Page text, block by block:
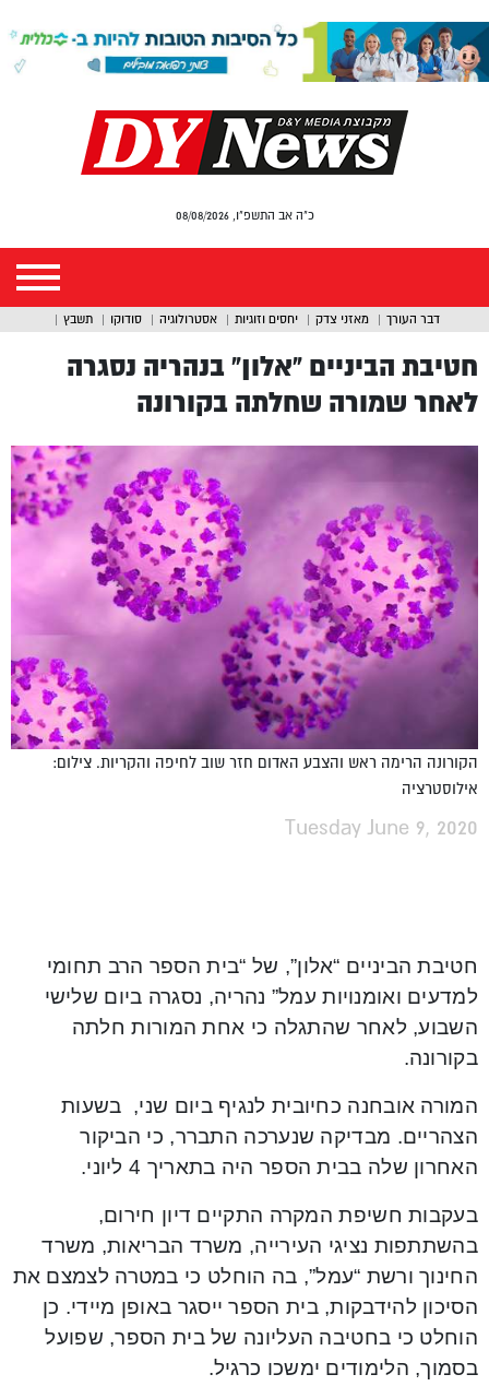
כ"ה אב התשפ"ו, 08/08/2026
דבר העורך מאזני צדק יחסים וזוגיות אסטרולוגיה סודוקו תשבץ
חטיבת הביניים “אלון” בנהריה נסגרה
לאחר שמורה שחלתה בקורונה
הקורונה הרימה ראש והצבע האדום חזר שוב לחיפה והקריות. צילום:
אילוסטרציה
Tuesday June 9, 2020
חטיבת הביניים “אלון”, של “בית הספר הרב תחומי
למדעים ואומנויות עמל” נהריה, נסגרה ביום שלישי
השבוע, לאחר שהתגלה כי אחת המורות חלתה
בקורונה.
המורה אובחנה כחיובית לנגיף ביום שני, בשעות
הצהריים. מבדיקה שנערכה התברר, כי הביקור
האחרון שלה בבית הספר היה בתאריך 4 ליוני.
בעקבות חשיפת המקרה התקיים דיון חירום,
בהשתתפות נציגי העירייה, משרד הבריאות, משרד
החינוך ורשת “עמל”, בה הוחלט כי במטרה לצמצם את
הסיכון להידבקות, בית הספר ייסגר באופן מיידי. כן
הוחלט כי בחטיבה העליונה של בית הספר, שפועל
בסמוך, הלימודים ימשכו כרגיל.